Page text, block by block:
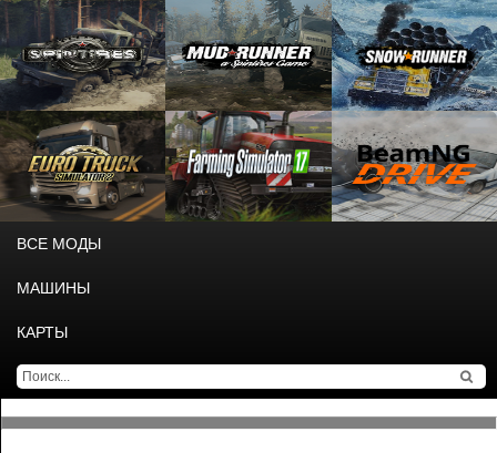
ВСЕ МОДЫ
МАШИНЫ
КАРТЫ